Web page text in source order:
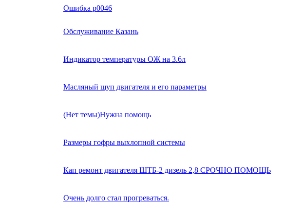
Ошибка р0046
Обслуживание Казань
Индикатор температуры ОЖ на 3.6л
Масляный щуп двигателя и его параметры
(Нет темы)Нужна помощь
Размеры гофры выхлопной системы
Кап ремонт двигателя ШТБ-2 дизель 2,8 СРОЧНО ПОМОЩЬ
Очень долго стал прогреваться.